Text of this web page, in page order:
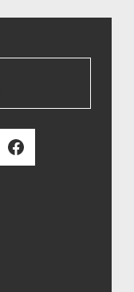
Facebook